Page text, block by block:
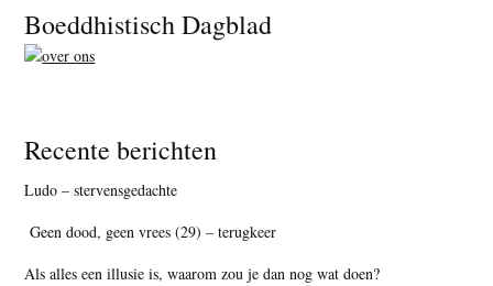
Footer
Boeddhistisch Dagblad
Recente berichten
Ludo – stervensgedachte
Geen dood, geen vrees (29) – terugkeer
Als alles een illusie is, waarom zou je dan nog wat doen?